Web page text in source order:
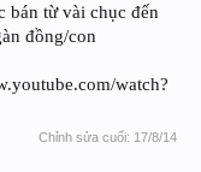
bán từ vài chục đến
đồng/con
watch?
Chỉnh sửa cuối: 17/8/14